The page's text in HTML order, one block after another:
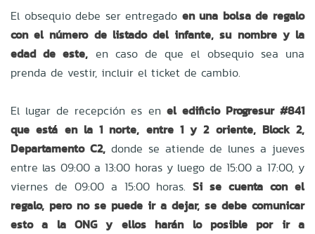
El obsequio debe ser entregado en una bolsa de regalo
con el número de listado del infante, su nombre y la
edad de este, en caso de que el obsequio sea una
prenda de vestir, incluir el ticket de cambio.
El lugar de recepción es en el edificio Progresur #841
que está en la 1 norte, entre 1 y 2 oriente, Block 2,
Departamento C2,donde se atiende de lunes a jueves
entre las 09:00 a 13:00 horas y luego de 15:00 a 17:00, y
viernes de 09:00 a 15:00 horas.Si se cuenta con el
regalo, pero no se puede ir a dejar, se debe comunicar
esto a la ONG y ellos harán lo posible por ir a